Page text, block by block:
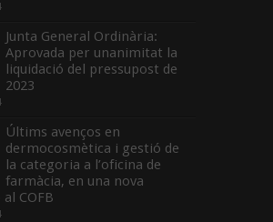
Junta General Ordinària:
Aprovada per unanimitat la
liquidació del pressupost de
2023
Últims avenços en
dermocosmètica i gestió de
la categoria a l’oficina de
farmàcia, en una nova
COFB